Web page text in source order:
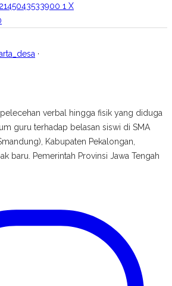
1 X
·
verbal hingga fisik yang diduga
guru terhadap belasan siswi di SMA
Kabupaten Pekalongan,
baru. Pemerintah Provinsi Jawa Tengah